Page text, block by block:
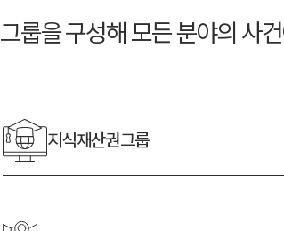
원주
룹을 구성해 모든 분야의 사
지식재산권그룹